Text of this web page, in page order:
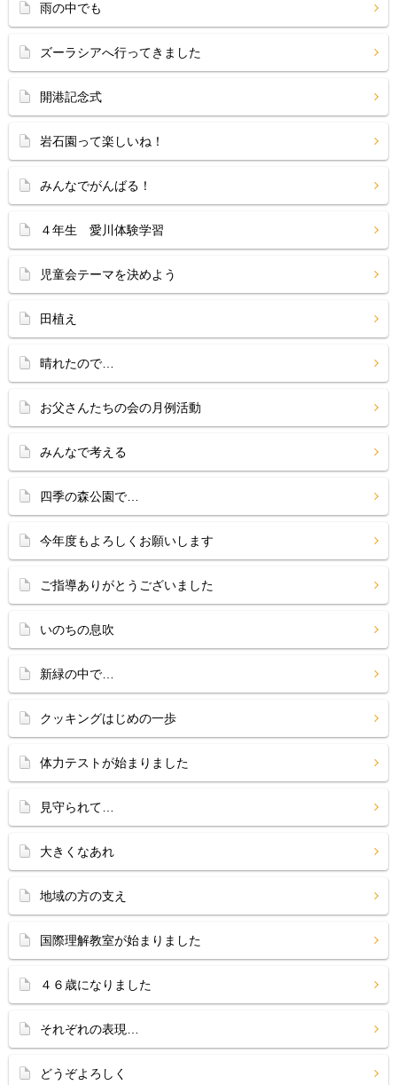
雨の中でも
ズーラシアへ行ってきました
開港記念式
岩石園って楽しいね！
みんなでがんばる！
４年生 愛川体験学習
児童会テーマを決めよう
田植え
晴れたので…
お父さんたちの会の月例活動
みんなで考える
四季の森公園で…
今年度もよろしくお願いします
ご指導ありがとうございました
いのちの息吹
新緑の中で…
クッキングはじめの一歩
体力テストが始まりました
見守られて…
大きくなあれ
地域の方の支え
国際理解教室が始まりました
４６歳になりました
それぞれの表現…
どうぞよろしく